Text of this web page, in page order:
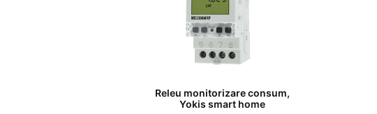
Releu monitorizare consum,
Yokis smart home